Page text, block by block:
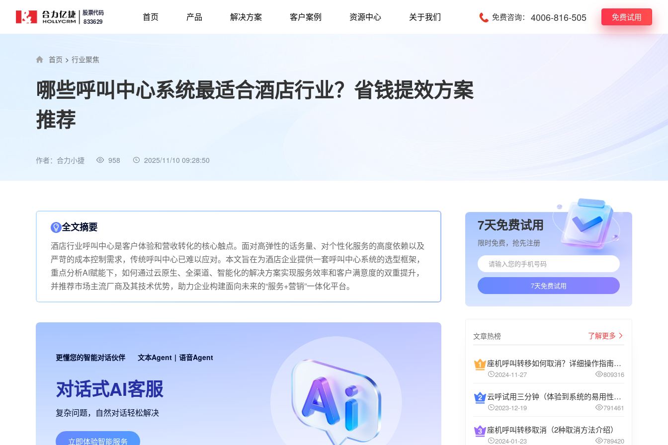
股票代码
833629 首页 产品 解决方案 客户案例 资源中心 关于我们 免费咨询： 4006-816-505 免费试用
首页 > 行业聚焦
哪些呼叫中心系统最适合酒店行业？省钱提效方案
推荐
作者：合力小捷 958 2025/11/10 09:28:50
全文摘要
酒店行业呼叫中心是客户体验和营收转化的核心触点。面对高弹性的话务量、对个性化服务的高度依赖以及
严苛的成本控制需求，传统呼叫中心已难以应对。本文旨在为酒店企业提供一套呼叫中心系统的选型框架，
重点分析AI赋能下，如何通过云原生、全渠道、智能化的解决方案实现服务效率和客户满意度的双重提升，
并推荐市场主流厂商及其技术优势，助力企业构建面向未来的“服务+营销”一体化平台。
更懂您的智能对话伙伴 文本Agent | 语音Agent
对话式AI客服
复杂问题，自然对话轻松解决
立即体验智能服务
7天免费试用
限时免费，抢先注册
7天免费试用
文章热榜 了解更多
座机呼叫转移如何取消？详细操作指南介绍
2024-11-27 809316
云呼试用三分钟（体验到系统的易用性和高效性）
2023-12-19 791461
座机呼叫转移取消（2种取消方法介绍）
2024-01-23 789420